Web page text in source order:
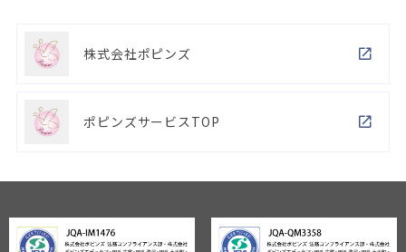
株式会社ポピンズ
ポピンズサービスTOP